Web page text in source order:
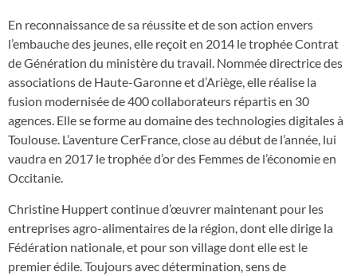
En reconnaissance de sa réussite et de son action envers
l’embauche des jeunes, elle reçoit en 2014 le trophée Contrat
de Génération du ministère du travail. Nommée directrice des
associations de Haute-Garonne et d’Ariège, elle réalise la
fusion modernisée de 400 collaborateurs répartis en 30
agences. Elle se forme au domaine des technologies digitales à
Toulouse. L’aventure CerFrance, close au début de l’année, lui
vaudra en 2017 le trophée d’or des Femmes de l’économie en
Occitanie.
Christine Huppert continue d’œuvrer maintenant pour les
entreprises agro-alimentaires de la région, dont elle dirige la
Fédération nationale, et pour son village dont elle est le
premier édile. Toujours avec détermination, sens de